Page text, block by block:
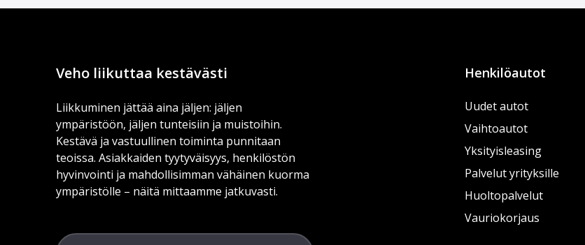
Veho liikuttaa kestävästi
Liikkuminen jättää aina jäljen: jäljen
ympäristöön, jäljen tunteisiin ja muistoihin.
Kestävä ja vastuullinen toiminta punnitaan
teoissa. Asiakkaiden tyytyväisyys, henkilöstön
hyvinvointi ja mahdollisimman vähäinen kuorma
ympäristölle – näitä mittaamme jatkuvasti.
Henkilöautot
Uudet autot
Vaihtoautot
Yksityisleasing
Palvelut yrityksille
Huoltopalvelut
Vauriokorjaus